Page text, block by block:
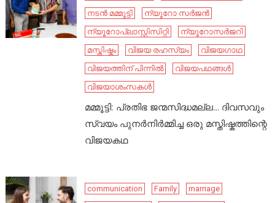
നടൻ മമ്മൂട്ടി
ന്യൂറോ സർജൻ
ന്യൂറോപ്ലാസ്റ്റിസിറ്റി
ന്യൂറോസർജറി
മസ്തിഷ്കം
വിജയ രഹസ്യം
വിജയഗാഥ
വിജയത്തിന് പിന്നിൽ
വിജയപഥങ്ങൾ
വിജയാശംസകൾ
മമ്മൂട്ടി: പ്രതിഭ ജന്മസിദ്ധമല്ല… ദിവസവും
സ്വയം പുനർനിർമ്മിച്ച ഒരു മസ്തിഷ്കത്തിന്റെ
വിജയകഥ
communication Family
marriage